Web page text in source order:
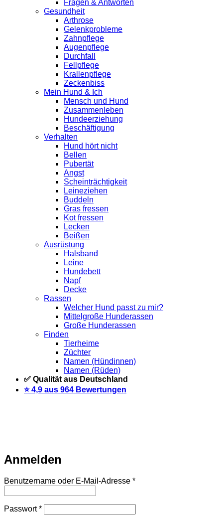
Fragen & Antworten
Gesundheit
Arthrose
Gelenkprobleme
Zahnpflege
Augenpflege
Durchfall
Fellpflege
Krallenpflege
Zeckenbiss
Mein Hund & Ich
Mensch und Hund
Zusammenleben
Hundeerziehung
Beschäftigung
Verhalten
Hund hört nicht
Bellen
Pubertät
Angst
Scheinträchtigkeit
Leineziehen
Buddeln
Gras fressen
Kot fressen
Lecken
Beißen
Ausrüstung
Halsband
Leine
Hundebett
Napf
Decke
Rassen
Welcher Hund passt zu mir?
Mittelgroße Hunderassen
Große Hunderassen
Finden
Tierheime
Züchter
Namen (Hündinnen)
Namen (Rüden)
✅ Qualität aus Deutschland
⭐️ 4,9 aus 964 Bewertungen
Anmelden
Benutzername oder E-Mail-Adresse *Erforderlich
Passwort*Erforderlich